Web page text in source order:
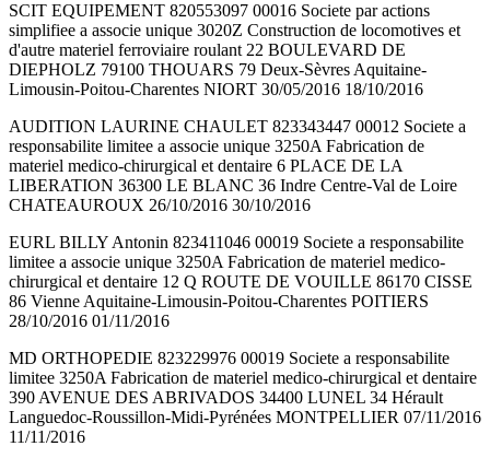
SCIT EQUIPEMENT 820553097 00016 Societe par actions
simplifiee a associe unique 3020Z Construction de locomotives et
d'autre materiel ferroviaire roulant 22 BOULEVARD DE
DIEPHOLZ 79100 THOUARS 79 Deux-Sèvres Aquitaine-
Limousin-Poitou-Charentes NIORT 30/05/2016 18/10/2016
AUDITION LAURINE CHAULET 823343447 00012 Societe a
responsabilite limitee a associe unique 3250A Fabrication de
materiel medico-chirurgical et dentaire 6 PLACE DE LA
LIBERATION 36300 LE BLANC 36 Indre Centre-Val de Loire
CHATEAUROUX 26/10/2016 30/10/2016
EURL BILLY Antonin 823411046 00019 Societe a responsabilite
limitee a associe unique 3250A Fabrication de materiel medico-
chirurgical et dentaire 12 Q ROUTE DE VOUILLE 86170 CISSE
86 Vienne Aquitaine-Limousin-Poitou-Charentes POITIERS
28/10/2016 01/11/2016
MD ORTHOPEDIE 823229976 00019 Societe a responsabilite
limitee 3250A Fabrication de materiel medico-chirurgical et dentaire
390 AVENUE DES ABRIVADOS 34400 LUNEL 34 Hérault
Languedoc-Roussillon-Midi-Pyrénées MONTPELLIER 07/11/2016
11/11/2016